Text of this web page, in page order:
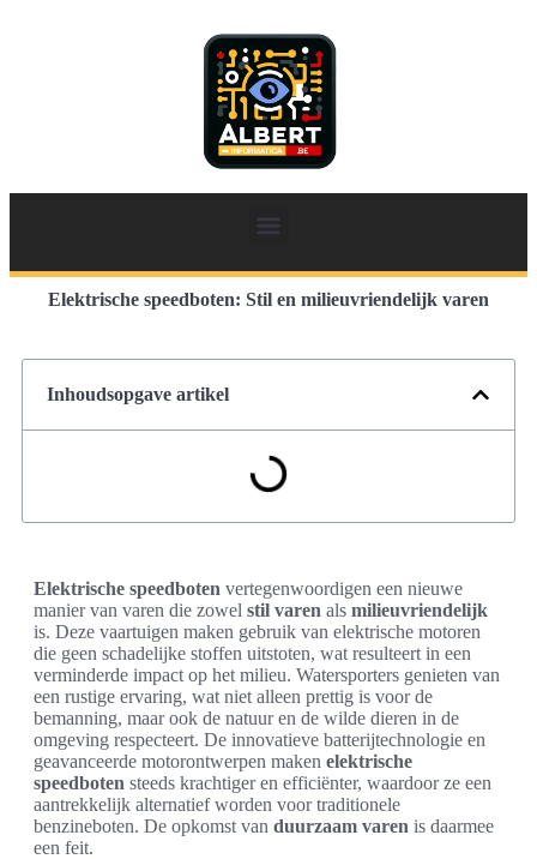
Elektrische speedboten: Stil en milieuvriendelijk varen
Inhoudsopgave artikel
Elektrische speedboten vertegenwoordigen een nieuwe
manier van varen die zowel stil varen als milieuvriendelijk
is. Deze vaartuigen maken gebruik van elektrische motoren
die geen schadelijke stoffen uitstoten, wat resulteert in een
verminderde impact op het milieu. Watersporters genieten van
een rustige ervaring, wat niet alleen prettig is voor de
bemanning, maar ook de natuur en de wilde dieren in de
omgeving respecteert. De innovatieve batterijtechnologie en
geavanceerde motorontwerpen maken elektrische
speedboten steeds krachtiger en efficiënter, waardoor ze een
aantrekkelijk alternatief worden voor traditionele
benzineboten. De opkomst van duurzaam varen is daarmee
een feit.